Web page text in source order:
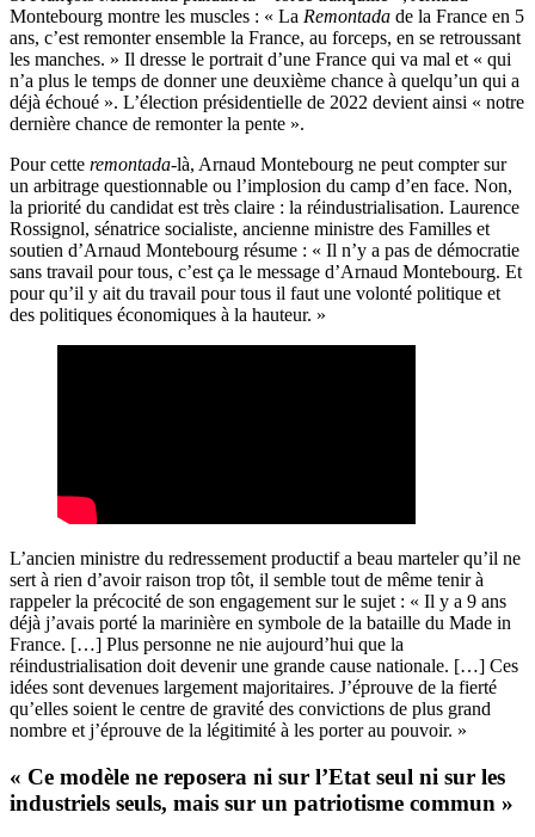
Montebourg montre les muscles : « La Remontada de la France en 5
ans, c’est remonter ensemble la France, au forceps, en se retroussant
les manches. » Il dresse le portrait d’une France qui va mal et « qui
n’a plus le temps de donner une deuxième chance à quelqu’un qui a
déjà échoué ». L’élection présidentielle de 2022 devient ainsi « notre
dernière chance de remonter la pente ».
Pour cette remontada-là, Arnaud Montebourg ne peut compter sur
un arbitrage questionnable ou l’implosion du camp d’en face. Non,
la priorité du candidat est très claire : la réindustrialisation. Laurence
Rossignol, sénatrice socialiste, ancienne ministre des Familles et
soutien d’Arnaud Montebourg résume : « Il n’y a pas de démocratie
sans travail pour tous, c’est ça le message d’Arnaud Montebourg. Et
pour qu’il y ait du travail pour tous il faut une volonté politique et
des politiques économiques à la hauteur. »
L’ancien ministre du redressement productif a beau marteler qu’il ne
sert à rien d’avoir raison trop tôt, il semble tout de même tenir à
rappeler la précocité de son engagement sur le sujet : « Il y a 9 ans
déjà j’avais porté la marinière en symbole de la bataille du Made in
France. […] Plus personne ne nie aujourd’hui que la
réindustrialisation doit devenir une grande cause nationale. […] Ces
idées sont devenues largement majoritaires. J’éprouve de la fierté
qu’elles soient le centre de gravité des convictions de plus grand
nombre et j’éprouve de la légitimité à les porter au pouvoir. »
« Ce modèle ne reposera ni sur l’Etat seul ni sur les
industriels seuls, mais sur un patriotisme commun »